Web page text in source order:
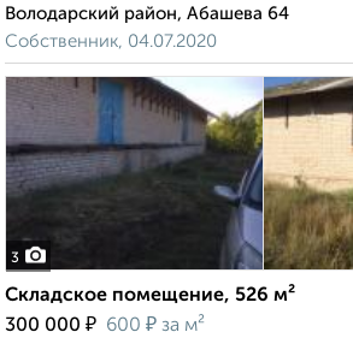
Володарский район, Абашева 64
Собственник, 04.07.2020
3
Складское помещение, 526 м²
300 000 ₽ 600 ₽ за м²